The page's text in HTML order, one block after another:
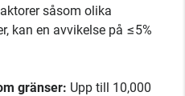
såsom olika
kan en avvikelse på ≤5%
gränser: Upp till 10,000